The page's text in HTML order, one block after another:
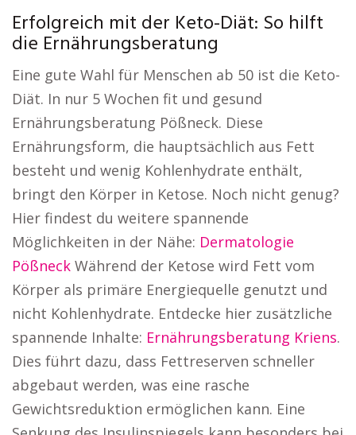
Erfolgreich mit der Keto-Diät: So hilft
die Ernährungsberatung
Eine gute Wahl für Menschen ab 50 ist die Keto-
Diät. In nur 5 Wochen fit und gesund
Ernährungsberatung Pößneck. Diese
Ernährungsform, die hauptsächlich aus Fett
besteht und wenig Kohlenhydrate enthält,
bringt den Körper in Ketose. Noch nicht genug?
Hier findest du weitere spannende
Möglichkeiten in der Nähe: Dermatologie
Pößneck Während der Ketose wird Fett vom
Körper als primäre Energiequelle genutzt und
nicht Kohlenhydrate. Entdecke hier zusätzliche
spannende Inhalte: Ernährungsberatung Kriens.
Dies führt dazu, dass Fettreserven schneller
abgebaut werden, was eine rasche
Gewichtsreduktion ermöglichen kann. Eine